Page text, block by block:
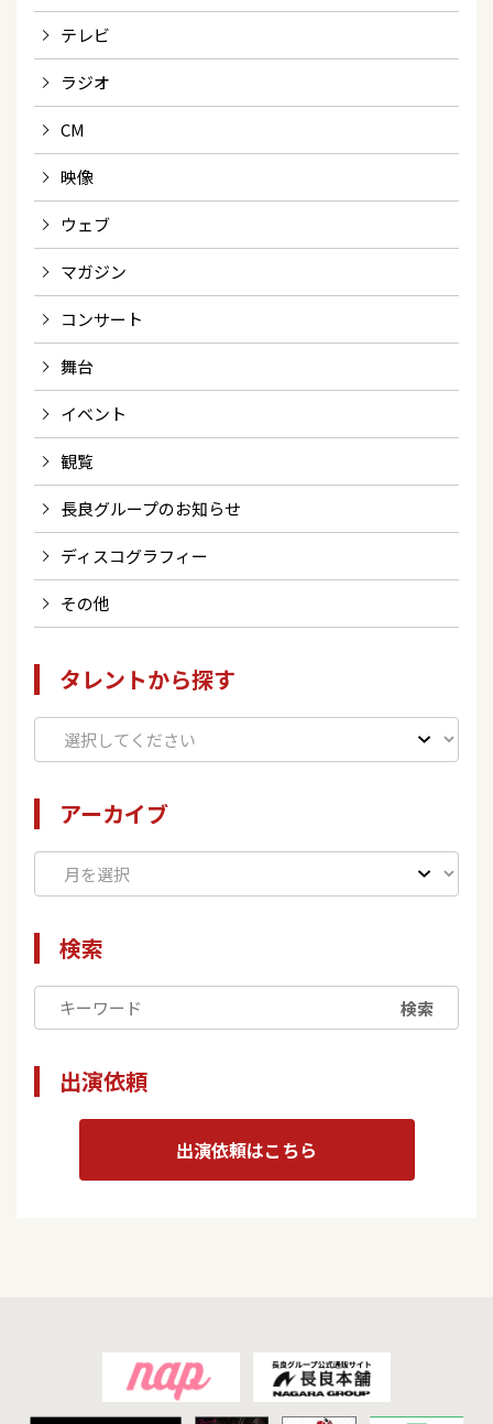
テレビ
ラジオ
CM
映像
ウェブ
マガジン
コンサート
舞台
イベント
観覧
長良グループのお知らせ
ディスコグラフィー
その他
タレントから探す
アーカイブ
検索
検索
出演依頼
出演依頼はこちら